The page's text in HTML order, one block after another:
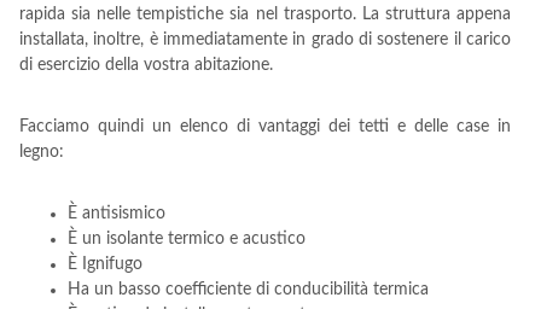
rapida sia nelle tempistiche sia nel trasporto. La struttura appena
installata, inoltre, è immediatamente in grado di sostenere il carico
di esercizio della vostra abitazione.
Facciamo quindi un elenco di vantaggi dei tetti e delle case in
legno:
È antisismico
È un isolante termico e acustico
È Ignifugo
Ha un basso coefficiente di conducibilità termica